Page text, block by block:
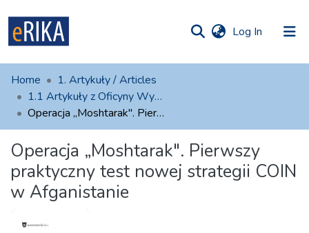
Log In (current)
UAFM
Information
For authors
Help
Contact
Home
1. Artykuły / Articles
1.1 Artykuły z Oficyny Wydawniczej AFM
Operacja „Moshtarak". Pierwszy praktyczny test nowej strategii COIN w Afganistanie
Operacja „Moshtarak". Pierwszy
praktyczny test nowej strategii COIN
w Afganistanie